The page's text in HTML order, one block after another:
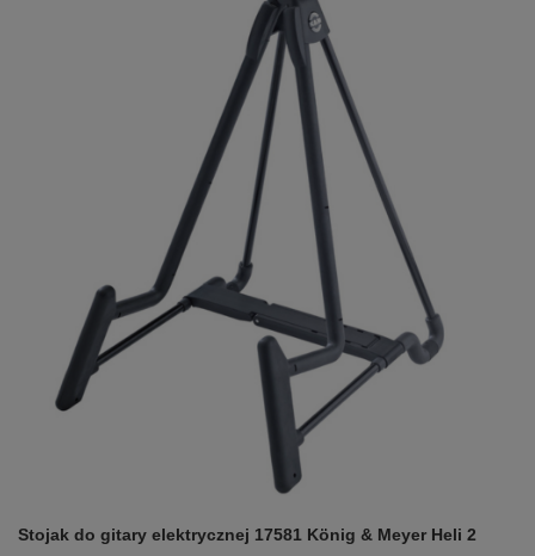
Stojak do gitary elektrycznej 17581 König & Meyer Heli 2